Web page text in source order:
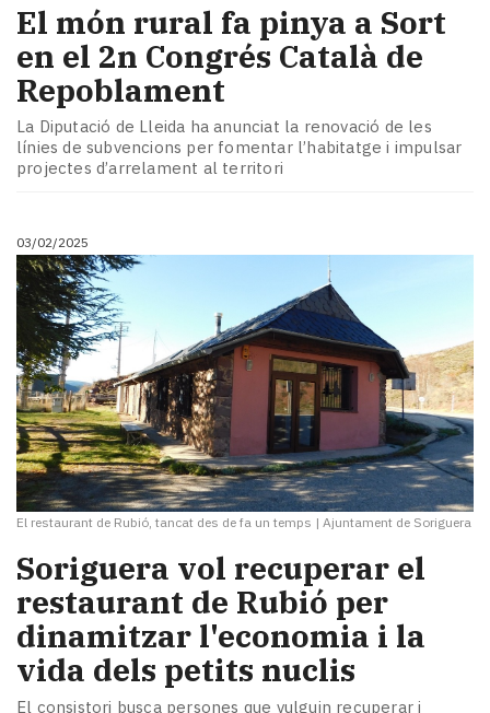
El món rural fa pinya a Sort
en el 2n Congrés Català de
Repoblament
La Diputació de Lleida ha anunciat la renovació de les
línies de subvencions per fomentar l’habitatge i impulsar
projectes d’arrelament al territori
03/02/2025
El restaurant de Rubió, tancat des de fa un temps | Ajuntament de Soriguera
Soriguera vol recuperar el
restaurant de Rubió per
dinamitzar l'economia i la
vida dels petits nuclis
El consistori busca persones que vulguin recuperar i